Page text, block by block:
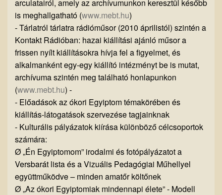
arculatairól, amely az archívumunkon keresztül később
is meghallgatható (www.mebt.hu)
- Tárlatról tárlatra rádióműsor (2010 áprilistól) szintén a
Kontakt Rádióban: hazai kiállítási ajánló műsor a
frissen nyílt kiállításokra hívja fel a figyelmet, és
alkalmanként egy-egy kiállító intézményt be is mutat,
archívuma szintén meg található honlapunkon
(www.mebt.hu) -
- Előadások az ókori Egyiptom témakörében és
kiállítás-látogatások szervezése tagjainknak
- Kulturális pályázatok kiírása különböző célcsoportok
számára:
Ø „Én Egyiptomom” irodalmi és fotópályázatot a
Versbarát lista és a Vizuális Pedagógiai Műhellyel
együttműködve – minden amatőr költőnek
Ø „Az ókori Egyiptomiak mindennapi élete” - Modell